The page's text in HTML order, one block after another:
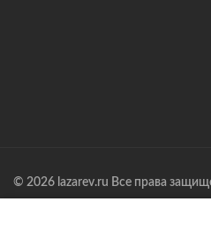
© 2026 lazarev.ru Все права